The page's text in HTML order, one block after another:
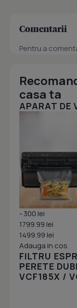
Comentarii
Pentru a
casa ta
APARAT DE
- 300 lei
1799.99 lei
1499.99 lei
Adauga in cos
FILTRU
PERETE
VCF185X /